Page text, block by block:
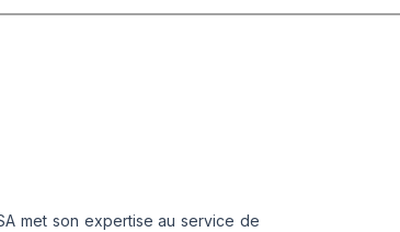
met son expertise au service de